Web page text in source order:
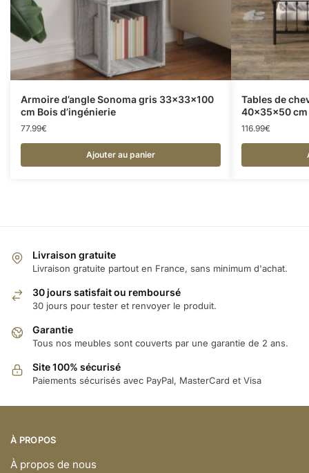
Armoire d’angle Sonoma gris 33x33x100
cm Bois d’ingénierie
77.99€
Ajouter au panier
Tables de
40x35x50 cm
116.99€
Livraison gratuite
Livraison gratuite partout en France, sans minimum d'achat.
30 jours satisfait ou remboursé
30 jours pour tester et renvoyer le produit.
Garantie
Tous nos meubles sont couverts par une garantie de 2 ans.
Site 100% sécurisé
Paiements sécurisés avec PayPal, MasterCard et Visa
À PROPOS
À propos de nous